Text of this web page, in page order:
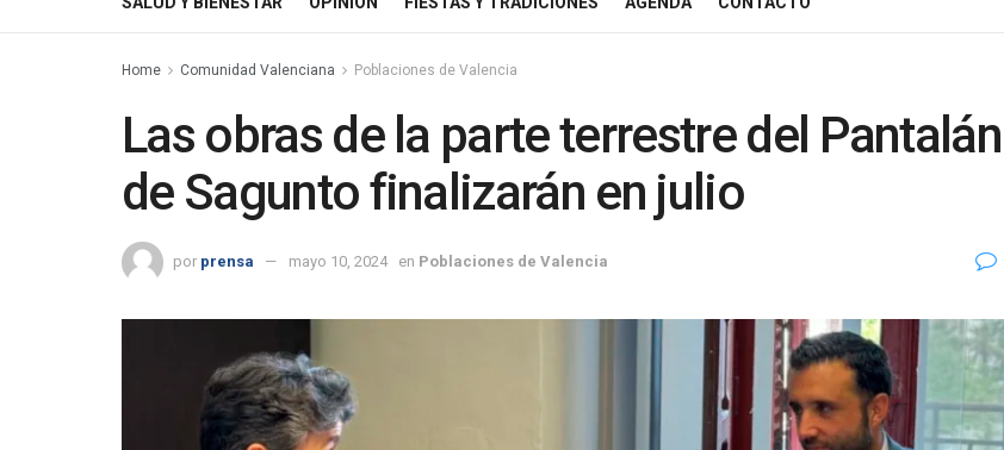
Home Comunidad Valenciana Poblaciones de Valencia
Las obras de la parte terrestre del Pantalán
de Sagunto finalizarán en julio
por prensa mayo 10, 2024 en Poblaciones de Valencia